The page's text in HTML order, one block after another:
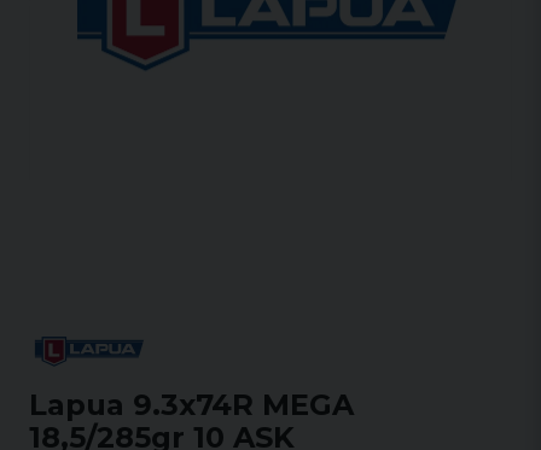
Lapua 9.3x74R MEGA
18,5/285gr 10 ASK